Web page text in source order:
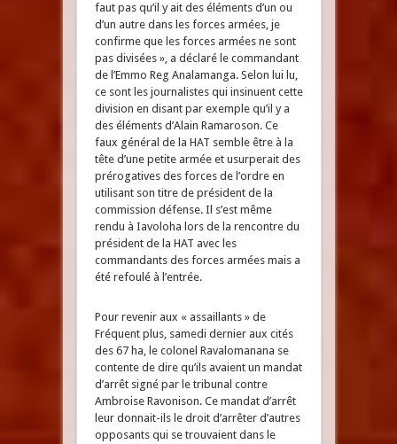
faut pas qu’il y ait des éléments d’un ou
d’un autre dans les forces armées, je
confirme que les forces armées ne sont
pas divisées », a déclaré le commandant
de l’Emmo Reg Analamanga. Selon lui lu,
ce sont les journalistes qui insinuent cette
division en disant par exemple qu’il y a
des éléments d’Alain Ramaroson. Ce
faux général de la HAT semble être à la
tête d’une petite armée et usurperait des
prérogatives des forces de l’ordre en
utilisant son titre de président de la
commission défense. Il s’est même
rendu à Iavoloha lors de la rencontre du
président de la HAT avec les
commandants des forces armées mais a
été refoulé à l’entrée.
Pour revenir aux « assaillants » de
Fréquent plus, samedi dernier aux cités
des 67 ha, le colonel Ravalomanana se
contente de dire qu’ils avaient un mandat
d’arrêt signé par le tribunal contre
Ambroise Ravonison. Ce mandat d’arrêt
leur donnait-ils le droit d’arrêter d’autres
opposants qui se trouvaient dans le